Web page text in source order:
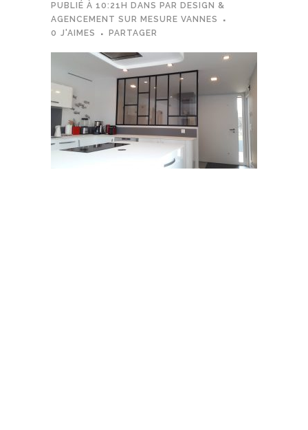
PUBLIÉ À 10:21H DANS PAR DESIGN &
AGENCEMENT SUR MESURE VANNES
0 J'AIMES PARTAGER